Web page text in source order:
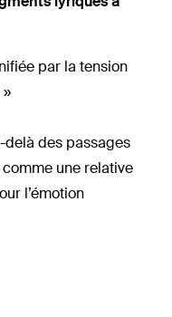
par la tension
delà des passages
une relative
l’émotion